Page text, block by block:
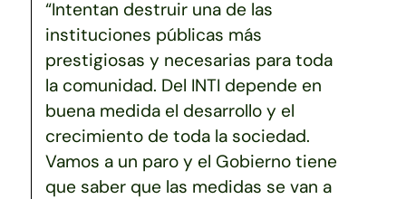
“Intentan destruir una de las
instituciones públicas más
prestigiosas y necesarias para toda
la comunidad. Del INTI depende en
buena medida el desarrollo y el
crecimiento de toda la sociedad.
Vamos a un paro y el Gobierno tiene
que saber que las medidas se van a